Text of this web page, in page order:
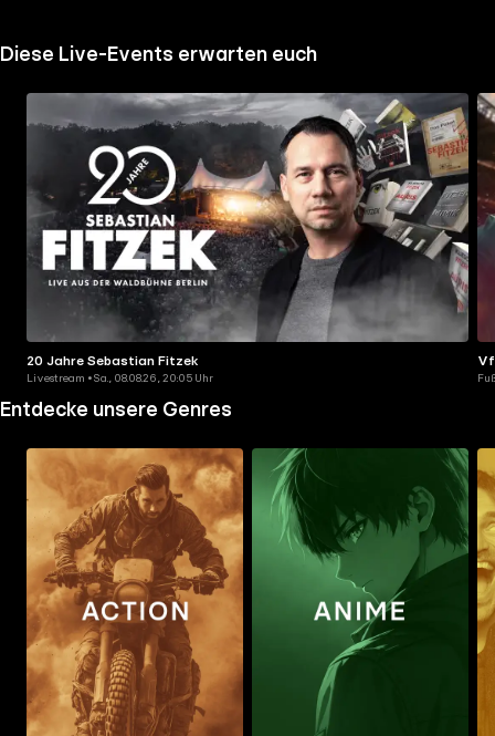
Diese Live-Events erwarten euch
20 Jahre Sebastian Fitzek
Livestream • Sa., 08.08.26, 20:05 Uhr
Entdecke unsere Genres